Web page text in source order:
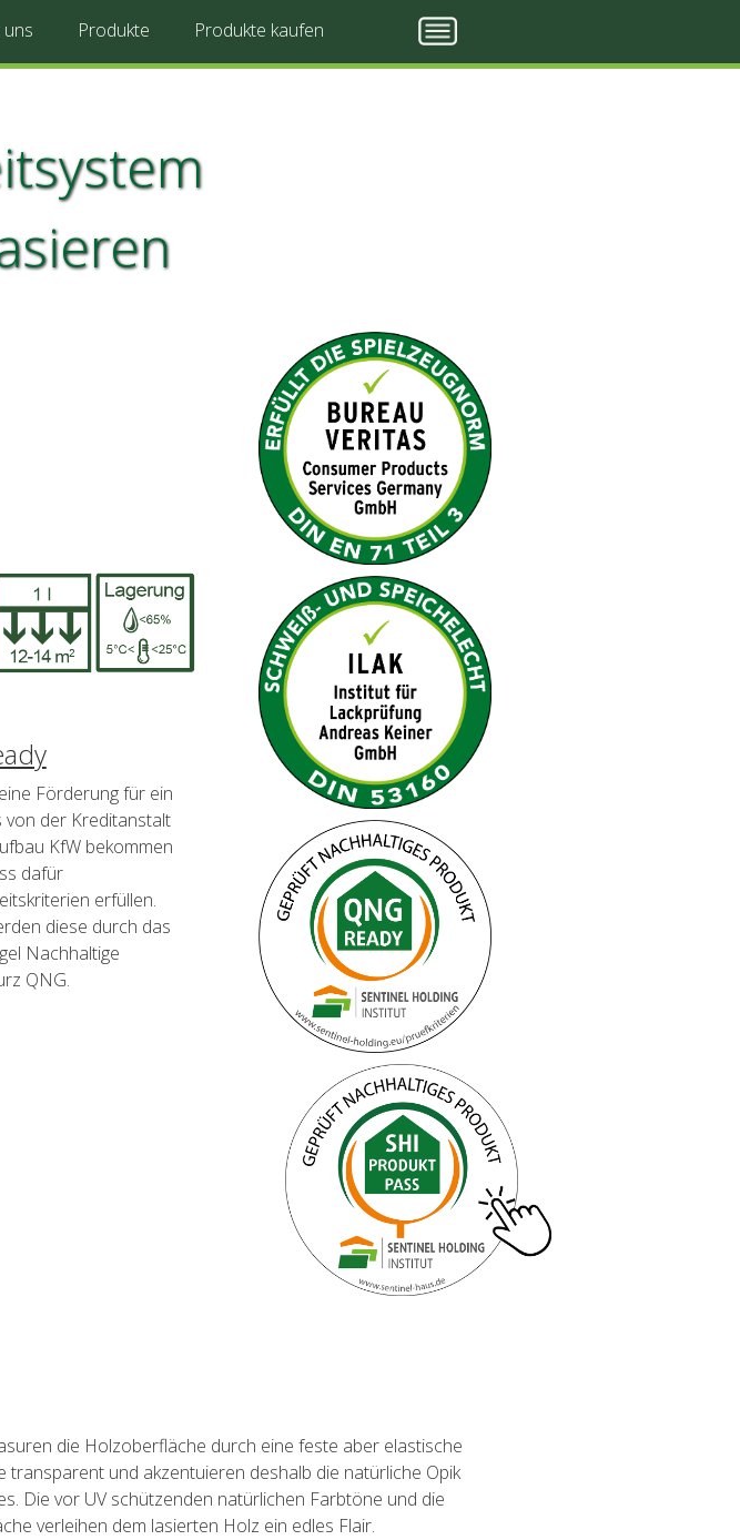
Produkte Produkte kaufen
Förderung für ein
von der Kreditanstalt
KfW bekommen
dafür
erfüllen.
diese durch das
Nachhaltige
QNG.
die Holzoberfläche durch eine feste aber elastische
transparent und akzentuieren deshalb die natürliche Opik
Die vor UV schützenden natürlichen Farbtöne und die
verleihen dem lasierten Holz ein edles Flair.